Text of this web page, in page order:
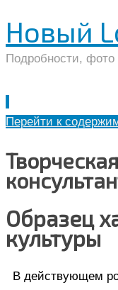
Новый
Подробности, фото
Перейти к
Образец
культуры
В действующем